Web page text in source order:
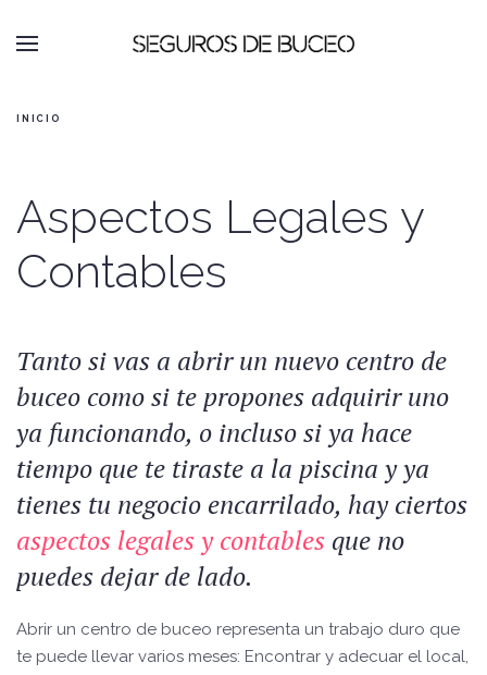
INICIO
Aspectos Legales y
Contables
Tanto si vas a abrir un nuevo centro de
buceo como si te propones adquirir uno
ya funcionando, o incluso si ya hace
tiempo que te tiraste a la piscina y ya
tienes tu negocio encarrilado, hay ciertos
aspectos legales y contables que no
puedes dejar de lado.
Abrir un centro de buceo representa un trabajo duro que
te puede llevar varios meses: Encontrar y adecuar el local,